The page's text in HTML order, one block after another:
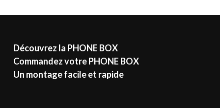
Découvrez la PHONE BOX
Commandez votre PHONE BOX
Un montage facile et rapide